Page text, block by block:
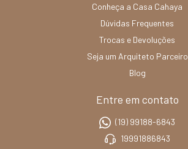
Conheça a Casa Cahaya
Dúvidas Frequentes
Trocas e Devoluções
Seja um Arquiteto Parceiro
Blog
Entre em contato
(19) 99188-6843
19991886843